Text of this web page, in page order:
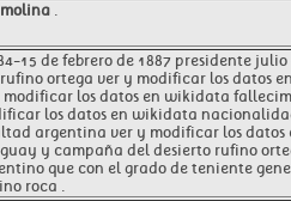
.
15 de febrero de 1887 presidente
ortega ver y modificar los datos
los datos en wikidata
los datos en wikidata
argentina ver y modificar los
y campaña del desierto rufino
que con el grado de teniente
roca .